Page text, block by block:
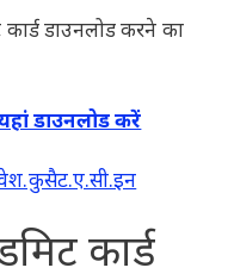
डाउनलोड करने का
डाउनलोड करें
कार्ड